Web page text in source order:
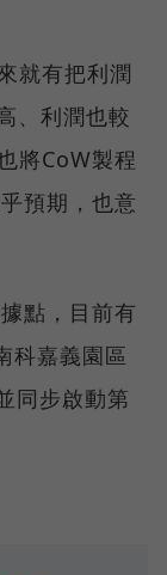
就有把利潤
、利潤也較
將CoW製程
預期，也意
點，目前有
科嘉義園區
同步啟動第